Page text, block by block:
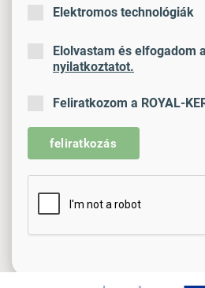
Elektromos technológiák
Elolvastam és elfogadom
nyilatkoztatot.
Feliratkozom a ROYAL-
feliratkozás